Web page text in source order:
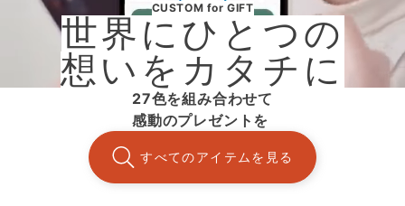
CUSTOM for GIFT
世界にひとつの
想いをカタチに
27色を組み合わせて
感動のプレゼントを
すべてのアイテムを見る